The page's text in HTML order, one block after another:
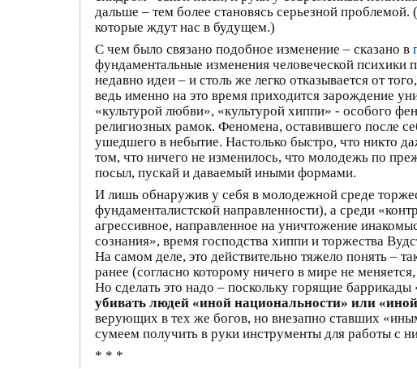
дальше – тем более становясь серьезной
которые ждут нас в будущем.)
С чем было связано подобное изменение – сказано в
фундаментальные изменения человеческой
недавно идеи – и столь же легко отказывается от
ведь именно на это время приходится зарождение
«культурой любви», «культурой хиппи» - особого
религиозных рамок. Феномена, оставившего после
ушедшего в небытие. Настолько быстро, что никто
том, что ничего не изменилось, что молодежь по
посыл, пускай и даваемый иными формами.
И лишь обнаружив у себя в молодежной среде
фундаменталистской направленности), а среди
агрессивное, направленное на уничтожение
сознания», время господства хиппи и торжества
На самом деле, это действительно тяжело понять –
ранее (согласно которому ничего в мире не
Но сделать это надо – поскольку горящие
убивать людей «иной национальности» или
верующих в тех же богов, но внезапно ставших
сумеем получить в руки инструменты для работы с
* * *